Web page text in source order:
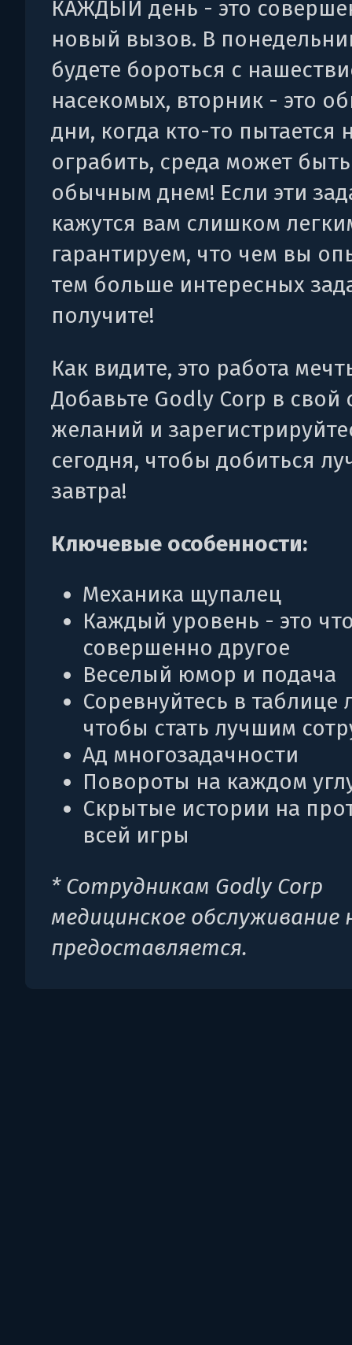
КАЖДЫЙ день - это
новый вызов. В
будете бороться с
насекомых, вторник - это
дни, когда кто-то пытается
ограбить, среда может быть
обычным днем! Если эти
кажутся вам слишком
гарантируем, что чем вы
тем больше интересных
получите!
Как видите, это работа
Добавьте Godly Corp в свой
желаний и
сегодня, чтобы добиться
завтра!
Ключевые особенности:
Механика щупалец
Каждый уровень - это
совершенно другое
Веселый юмор и подача
Соревнуйтесь в таблице
чтобы стать лучшим
Ад многозадачности
Повороты на каждом
Скрытые истории на
всей игры
* Сотрудникам Godly Corp
медицинское обслуживание
предоставляется.